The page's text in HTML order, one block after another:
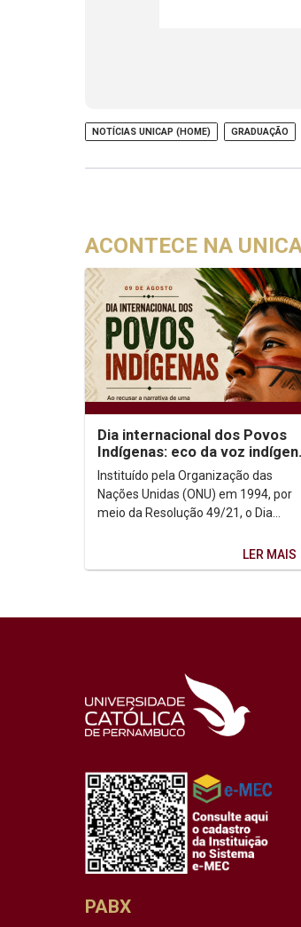
NOTÍCIAS UNICAP (HOME) GRADUAÇÃO
ACONTECE NA
Dia internacional dos Povos
Indígenas: eco da voz
no contexto urbano
Instituído pela Organização das
Nações Unidas (ONU) em 1994, por
meio da Resolução 49/21, o Dia
de agosto) firma-se como...LER MAIS
PABX